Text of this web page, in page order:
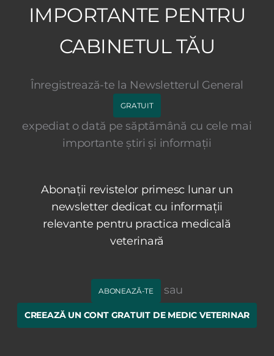
IMPORTANTE PENTRU
CABINETUL TĂU
Înregistrează-te la Newsletterul General
GRATUIT
expediat o dată pe săptămână cu cele mai
importante știri și informații
Abonații revistelor primesc lunar un
newsletter dedicat cu informații
relevante pentru practica medicală
veterinară
ABONEAZĂ-TE sau
CREEAZĂ UN CONT GRATUIT DE MEDIC VETERINAR